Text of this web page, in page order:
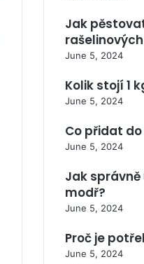
Jak
June 5, 2024
Kolik stojí 1
June 5, 2024
Co přidat
June 5, 2024
Jak
modř?
June 5, 2024
Proč je
June 5, 2024